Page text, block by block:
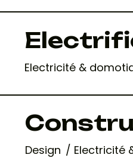
Electricité &
Design Electricité